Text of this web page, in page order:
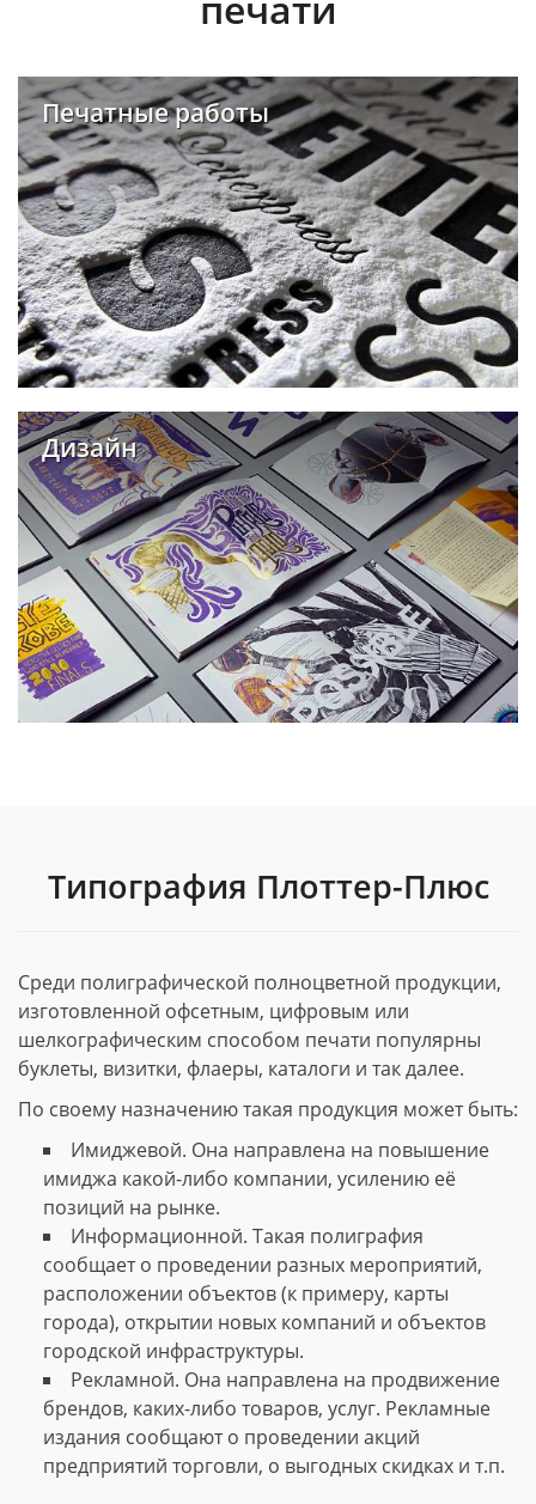
Печатные работы
Дизайн
Типография Плоттер-Плюс
Среди полиграфической полноцветной продукции,
изготовленной офсетным, цифровым или
шелкографическим способом печати популярны
буклеты, визитки, флаеры, каталоги и так далее.
По своему назначению такая продукция может быть:
Имиджевой. Она направлена на повышение
имиджа какой-либо компании, усилению её
позиций на рынке.
Информационной. Такая полиграфия
сообщает о проведении разных мероприятий,
расположении объектов (к примеру, карты
города), открытии новых компаний и объектов
городской инфраструктуры.
Рекламной. Она направлена на продвижение
брендов, каких-либо товаров, услуг. Рекламные
издания сообщают о проведении акций
предприятий торговли, о выгодных скидках и т.п.